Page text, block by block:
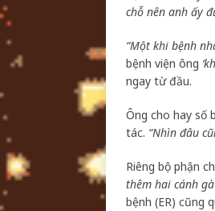
chỗ nên anh ấy
“Một khi bệnh
bệnh viện ông
ngay từ đầu.
Ông cho hay số
tác. “Nhìn đâu
Riêng bộ phận
thêm hai cánh
bệnh (ER) cũng